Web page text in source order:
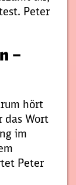
Peter
–
hört
das Wort
im
Peter